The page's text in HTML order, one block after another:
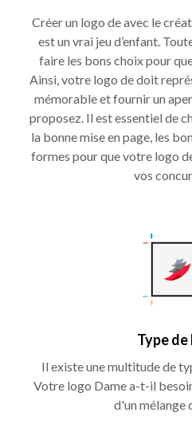
Créer un logo de avec le
est un vrai jeu d’enfant.
faire les bons choix pour
Ainsi, votre logo de doit
mémorable et fournir un
proposez. Il est essentiel de
la bonne mise en page, les
formes pour que votre logo
vos
Type
Il existe une multitude de
Votre logo Dame a-t-il
d'un mélange